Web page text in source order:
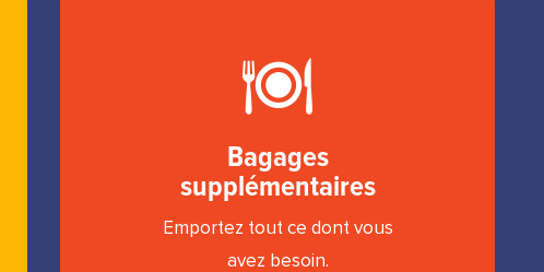
Bagages
supplémentaires
Emportez tout ce dont vous
avez besoin.